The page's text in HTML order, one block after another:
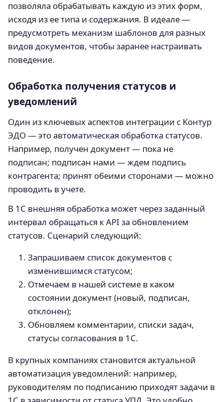
позволяла обрабатывать каждую из этих форм,
исходя из ее типа и содержания. В идеале —
предусмотреть механизм шаблонов для разных
видов документов, чтобы заранее настраивать
поведение.
Обработка получения статусов и
уведомлений
Один из ключевых аспектов интеграции с Контур
ЭДО — это автоматическая обработка статусов.
Например, получен документ — пока не
подписан; подписан нами — ждем подпись
контрагента; принят обеими сторонами — можно
проводить в учете.
В 1С внешняя обработка может через заданный
интервал обращаться к API за обновлением
статусов. Сценарий следующий:
Запрашиваем список документов с
изменившимся статусом;
Отмечаем в нашей системе в каком
состоянии документ (новый, подписан,
отклонен);
Обновляем комментарии, списки задач,
статусы согласования в 1С.
В крупных компаниях становится актуальной
автоматизация уведомлений: например,
руководителям по подписанию приходят задачи в